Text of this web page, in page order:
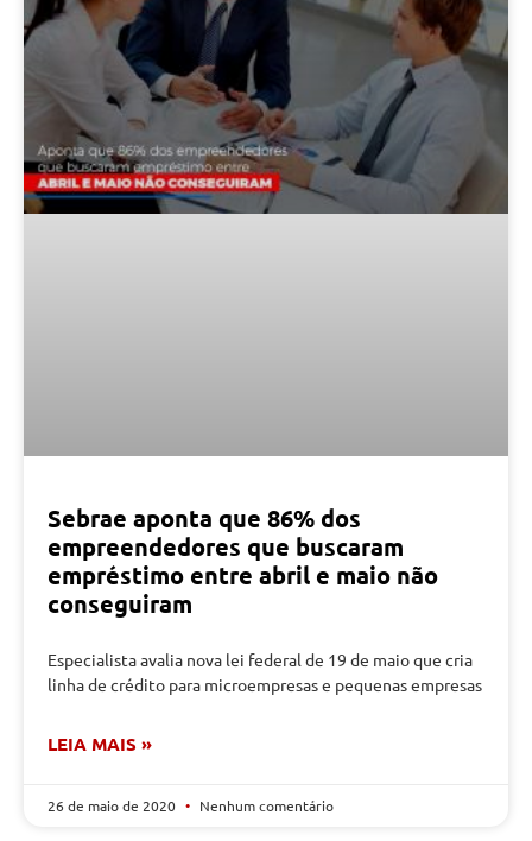
Sebrae aponta que 86% dos
empreendedores que buscaram
empréstimo entre abril e maio não
conseguiram
Especialista avalia nova lei federal de 19 de maio que cria
linha de crédito para microempresas e pequenas empresas
LEIA MAIS »
26 de maio de 2020 Nenhum comentário